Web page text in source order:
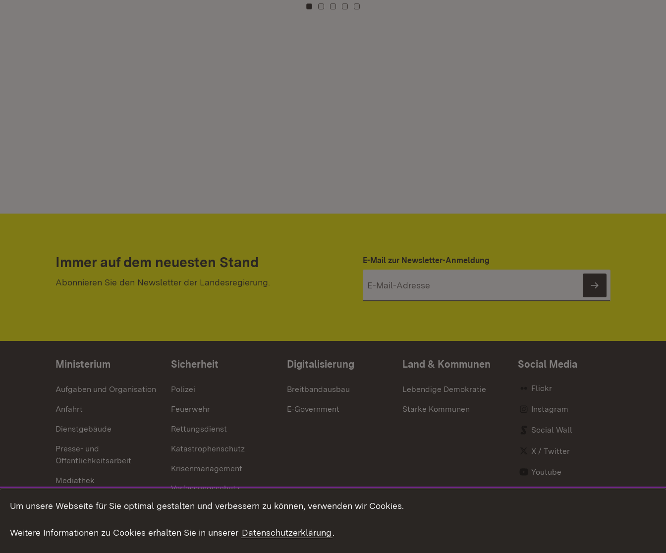
Zu Kachel: 0
Zu Kachel: 3
Zu Kachel: 6
Zu Kachel: 9
Zu Kachel: 12
Immer auf dem neuesten Stand
Abonnieren Sie den Newsletter der Landesregierung.
E-Mail zur Newsletter-Anmeldung
Newsletter
Ministerium
Aufgaben und Organisation
Anfahrt
Dienstgebäude
Presse- und
Öffentlichkeitsarbeit
Mediathek
Publikationen
Sicherheit
Polizei
Feuerwehr
Rettungsdienst
Katastrophenschutz
Krisenmanagement
Verfassungsschutz
Datenschutz
Glücksspielrecht
Digitalisierung
Breitbandausbau
E-Government
Land & Kommunen
Lebendige Demokratie
Starke Kommunen
Social Media
Flickr
Instagram
Social Wall
X / Twitter
Youtube
Um unsere Webseite für Sie optimal gestalten und verbessern zu können, verwenden wir Cookies.
Weitere Informationen zu Cookies erhalten Sie in unserer Datenschutzerklärung.